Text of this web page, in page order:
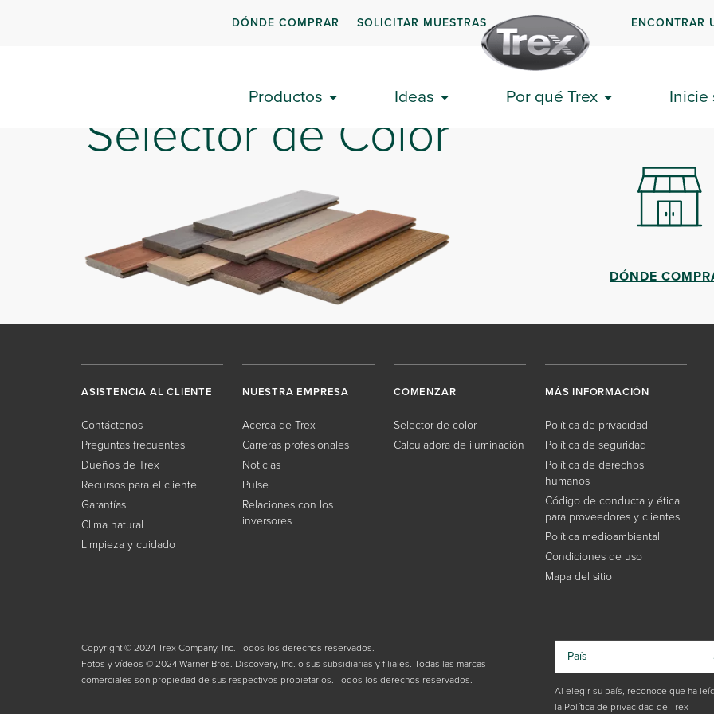
DÓNDE COMPRAR SOLICITAR MUESTRAS ENCONTRAR
Productos Ideas Por qué Trex Inicie
(NO TODOS LOS PRODUCTOS ESTÁN DISPONIBLES EN TODOS LOS PAÍSES).
Selector de Color
DÓNDE
ASISTENCIA AL CLIENTE
Contáctenos
Preguntas frecuentes
Dueños de Trex
Recursos para el cliente
Garantías
Clima natural
Limpieza y cuidado
NUESTRA EMPRESA
Acerca de Trex
Carreras profesionales
Noticias
Pulse
Relaciones con los
inversores
COMENZAR
Selector de color
Calculadora de iluminación
MÁS INFORMACIÓN
Política de privacidad
Política de seguridad
Política de derechos
humanos
Código de conducta y ética
para proveedores y clientes
Política medioambiental
Condiciones de uso
Mapa del sitio
Copyright © 2024 Trex Company, Inc. Todos los derechos reservados.
Fotos y vídeos © 2024 Warner Bros. Discovery, Inc. o sus subsidiarias y filiales. Todas las marcas
comerciales son propiedad de sus respectivos propietarios. Todos los derechos reservados.
País
Al elegir su país, reconoce que ha
la Política de privacidad de Trex